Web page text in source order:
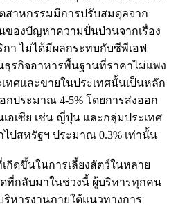
สาหกรรมมีการปรับสมดุลจาก
ของปัญหาความปั่นป่วนจากเรื่อง
า ไม่ได้มีผลกระทบกับซีพีเอฟ
ธุรกิจอาหารพื้นฐานที่ราคาไม่แพง
ทศและขายในประเทศนั้นเป็นหลัก
ประมาณ 4-5% โดยการส่งออก
อเซีย เช่น ญี่ปุ่น และกลุ่มประเทศ
ปสหรัฐฯ ประมาณ 0.3% เท่านั้น
กิดขึ้นในการเลี้ยงสัตว์ในหลาย
ที่กลับมาในช่วงนี้ ผู้บริหารทุกคน
หารงานภายใต้แนวทางการ